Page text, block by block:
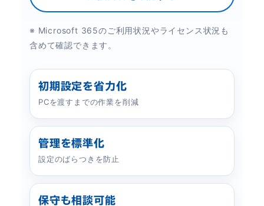
※ Microsoft 365のご利用状況やライセンス状況も
含めて確認できます。
初期設定を省力化
PCを渡すまでの作業を削減
管理を標準化
設定のばらつきを防止
保守も相談可能